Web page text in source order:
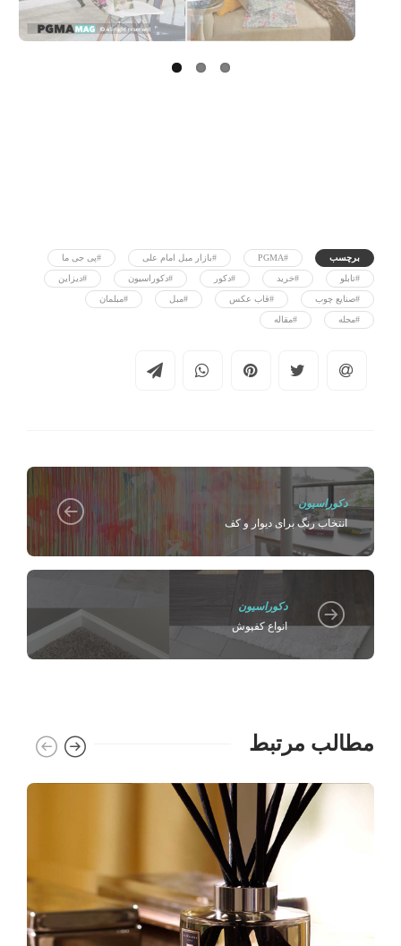
برچسب #PGMA #بازار مبل امام علی #پی جی ما
#تابلو #خرید #دکور #دکوراسیون #دیزاین
#صنایع چوب #قاب عکس #مبل #مبلمان
#مجله #مقاله
دکوراسیون
انتخاب رنگ برای دیوار و کف
دکوراسیون
انواع کفپوش
مطالب مرتبط